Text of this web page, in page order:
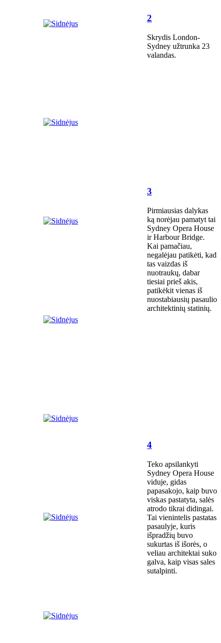
2
Skrydis London-
Sydney užtrunka 23
valandas.
3
Pirmiausias dalykas
ką norėjau pamatyt tai
Sydney Opera House
ir Harbour Bridge.
Kai pamačiau,
negalėjau patikėti, kad
tas vaizdas iš
nuotraukų, dabar
tiesiai prieš akis,
patikėkit vienas iš
nuostabiausių pasaulio
architektinių statinių.
4
Teko apsilankyti
Sydney Opera House
viduje, gidas
papasakojo, kaip buvo
viskas pastatyta, salės
atrodo tikrai didingai.
Tai vienintelis pastatas
pasaulyje, kuris
išpradžių buvo
sukurtas iš išorės, o
veliau architektai suko
galva, kaip visas sales
sutalpinti.